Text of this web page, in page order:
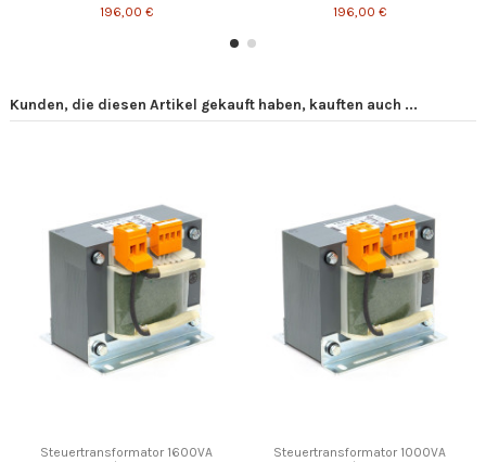
196,00 €
196,00 €
Kunden, die diesen Artikel gekauft haben, kauften auch ...
Steuertransformator 1600VA
Steuertransformator 1000VA